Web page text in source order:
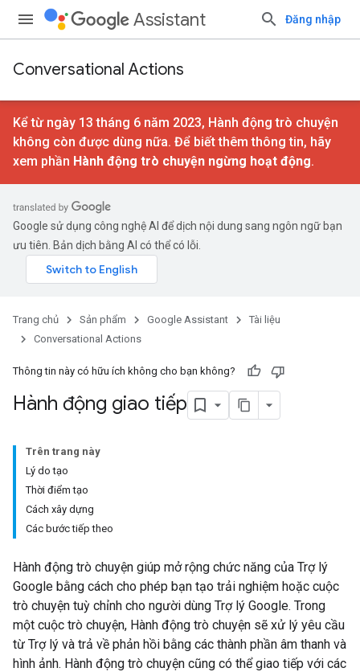
Assistant Đăng nhập
Conversational Actions
Kể từ ngày 13 tháng 6 năm 2023, Hành động trò chuyện
không còn được dùng nữa. Để biết thêm thông tin, hãy
xem phần Hành động trò chuyện ngừng hoạt động.
Google sử dụng công nghệ AI để dịch nội dung sang ngôn ngữ bạn
ưu tiên. Bản dịch bằng AI có thể có lỗi.
Trang chủ Sản phẩm Google Assistant
Tài liệu
Conversational Actions
Thông tin này có hữu ích không cho bạn không?
Hành động giao tiếp
Trên trang này
Lý do tạo
Thời điểm tạo
Cách xây dựng
Các bước tiếp theo
Hành động trò chuyện giúp mở rộng chức năng của Trợ lý
Google bằng cách cho phép bạn tạo trải nghiệm hoặc cuộc
trò chuyện tuỳ chỉnh cho người dùng Trợ lý Google. Trong
một cuộc trò chuyện, Hành động trò chuyện sẽ xử lý yêu cầu
từ Trợ lý và trả về phản hồi bằng các thành phần âm thanh và
hình ảnh. Hành động trò chuyện cũng có thể giao tiếp với các